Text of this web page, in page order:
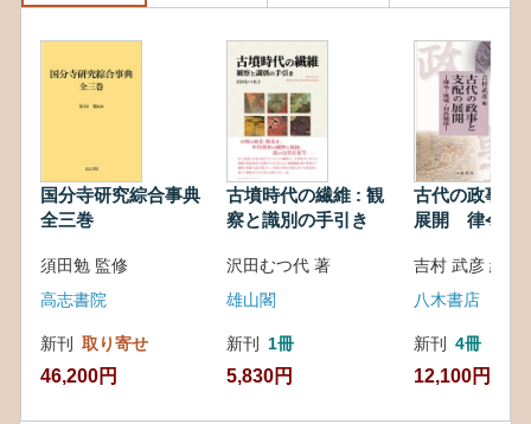
国分寺研究綜合事典
全三巻
須田勉 監修
高志書院
新刊 取り寄せ
46,200円
古墳時代の繊維 : 観
察と識別の手引き
沢田むつ代 著
雄山閣
新刊 1冊
5,830円
古代の政事と
展開 律令・
吉村 武彦 編集
八木書店
新刊 4冊
12,100円